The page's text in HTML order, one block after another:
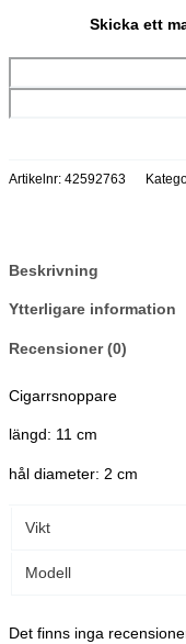
Skicka ett
Artikelnr: 42592763
Beskrivning
Ytterligare information
Recensioner (0)
Cigarrsnoppare
längd: 11 cm
hål diameter: 2 cm
Vikt
Modell
Det finns inga